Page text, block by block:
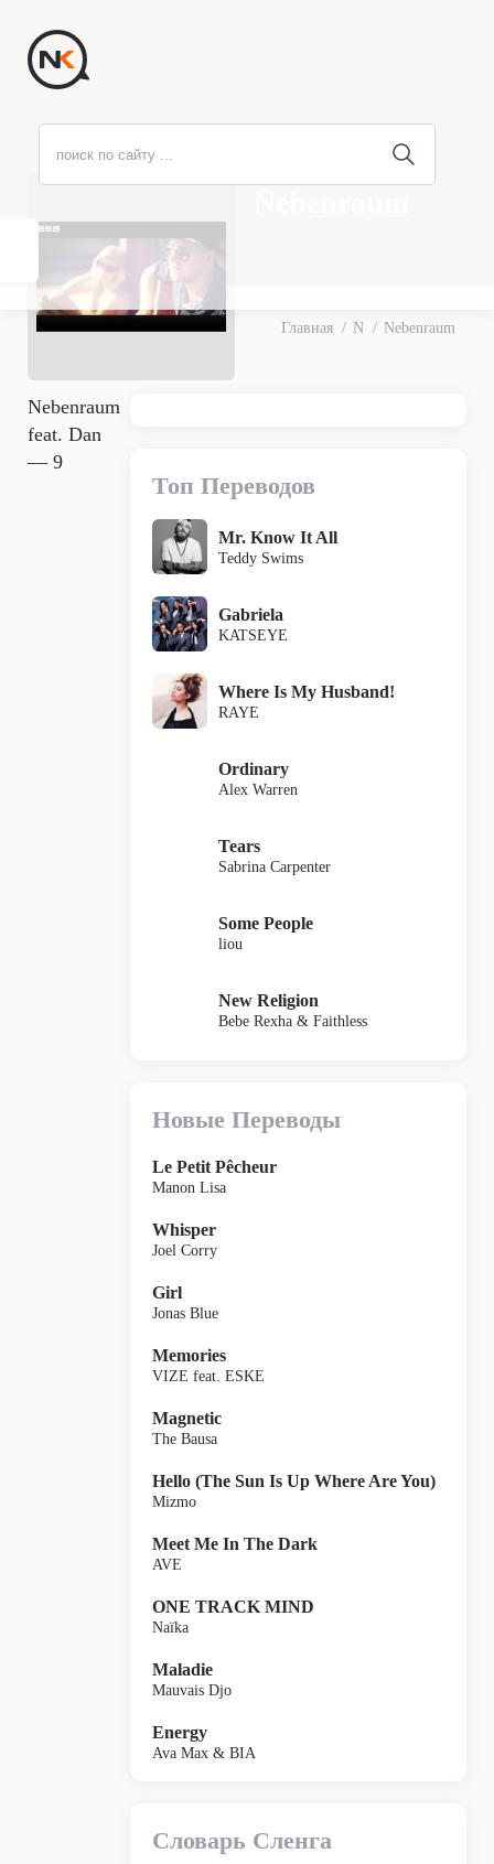
Главная N Nebenraum
Nebenraum
feat. Dan
— 9
Топ Переводов
Mr. Know It All
Teddy Swims
Gabriela
KATSEYE
Where Is My Husband!
RAYE
Ordinary
Alex Warren
Tears
Sabrina Carpenter
Some People
liou
New Religion
Bebe Rexha & Faithless
Новые Переводы
Le Petit Pêcheur
Manon Lisa
Whisper
Joel Corry
Girl
Jonas Blue
Memories
VIZE feat. ESKE
Magnetic
The Bausa
Hello (The Sun Is Up Where Are You)
Mizmo
Meet Me In The Dark
AVE
ONE TRACK MIND
Naïka
Maladie
Mauvais Djo
Energy
Ava Max & BIA
Словарь Сленга